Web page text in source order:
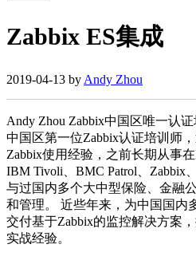
Zabbix ES集成
2019-04-13 by Andy Zhou
Andy Zhou Zabbix中国区唯一认
中国区第一位Zabbix认证培训师
Zabbix使用经验，之前长期从事
IBM Tivoli、BMC Patrol、Zabbix
与过国内多个大中型保险、金融
和管理。 近些年来，为中国国内
交付基于Zabbix的监控解决方案
实战经验。